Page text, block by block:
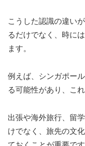
こうした認識の違い
るだけでなく、時に
ます。
例えば、シンガポー
る可能性があり、こ
出張や海外旅行、留
けでなく、旅先の文